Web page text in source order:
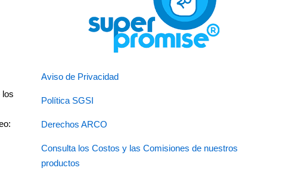
los
Aviso de Privacidad
Política SGSI
Derechos ARCO
Consulta los Costos y las Comisiones de nuestros
productos